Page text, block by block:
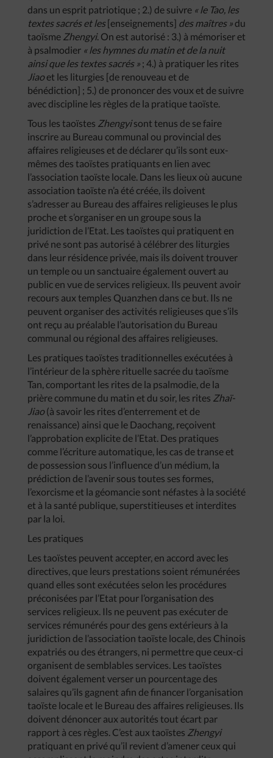
dans un esprit patriotique ; 2.) de suivre « le Tao, les
textes sacrés et les[enseignements] des maîtres » du
taoïsme Zhengyi. On est autorisé : 3.) à mémoriser et
à psalmodier « les hymnes du matin et de la nuit
ainsi que les textes sacrés » ; 4.) à pratiquer les rites
Jiaoet les liturgies [de renouveau et de
bénédiction] ; 5.) de prononcer des voux et de suivre
avec discipline les règles de la pratique taoïste.
Tous les taoïstes Zhengyisont tenus de se faire
inscrire au Bureau communal ou provincial des
affaires religieuses et de déclarer qu’ils sont eux-
mêmes des taoïstes pratiquants en lien avec
l’association taoïste locale. Dans les lieux où aucune
association taoïste n’a été créée, ils doivent
s’adresser au Bureau des affaires religieuses le plus
proche et s’organiser en un groupe sous la
juridiction de l’Etat. Les taoïstes qui pratiquent en
privé ne sont pas autorisé à célébrer des liturgies
dans leur résidence privée, mais ils doivent trouver
un temple ou un sanctuaire également ouvert au
public en vue de services religieux. Ils peuvent avoir
recours aux temples Quanzhen dans ce but. Ils ne
peuvent organiser des activités religieuses que s’ils
ont reçu au préalable l’autorisation du Bureau
communal ou régional des affaires religieuses.
Les pratiques taoïstes traditionnelles exécutées à
l’intérieur de la sphère rituelle sacrée du taoïsme
Tan, comportant les rites de la psalmodie, de la
prière commune du matin et du soir, les rites Zhaï-
Jiao(à savoir les rites d’enterrement et de
renaissance) ainsi que le Daochang, reçoivent
l’approbation explicite de l’Etat. Des pratiques
comme l’écriture automatique, les cas de transe et
de possession sous l’influence d’un médium, la
prédiction de l’avenir sous toutes ses formes,
l’exorcisme et la géomancie sont néfastes à la société
et à la santé publique, superstitieuses et interdites
par la loi.
Les pratiques
Les taoïstes peuvent accepter, en accord avec les
directives, que leurs prestations soient rémunérées
quand elles sont exécutées selon les procédures
préconisées par l’Etat pour l’organisation des
services religieux. Ils ne peuvent pas exécuter de
services rémunérés pour des gens extérieurs à la
juridiction de l’association taoïste locale, des Chinois
expatriés ou des étrangers, ni permettre que ceux-ci
organisent de semblables services. Les taoïstes
doivent également verser un pourcentage des
salaires qu’ils gagnent afin de financer l’organisation
taoïste locale et le Bureau des affaires religieuses. Ils
doivent dénoncer aux autorités tout écart par
rapport à ces règles. C’est aux taoïstes Zhengyi
pratiquant en privé qu’il revient d’amener ceux qui